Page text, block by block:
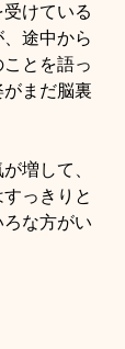
けている
途中から
とを語っ
まだ脳裏
増して、
っきりと
な方がい